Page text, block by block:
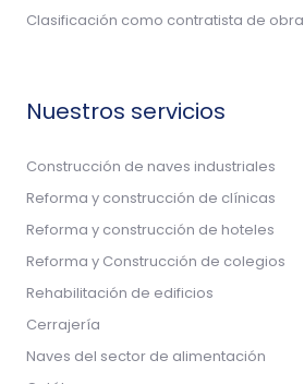
Clasificación como contratista de obra
Nuestros servicios
Construcción de naves industriales
Reforma y construcción de clínicas
Reforma y construcción de hoteles
Reforma y Construcción de colegios
Rehabilitación de edificios
Cerrajería
Naves del sector de alimentación